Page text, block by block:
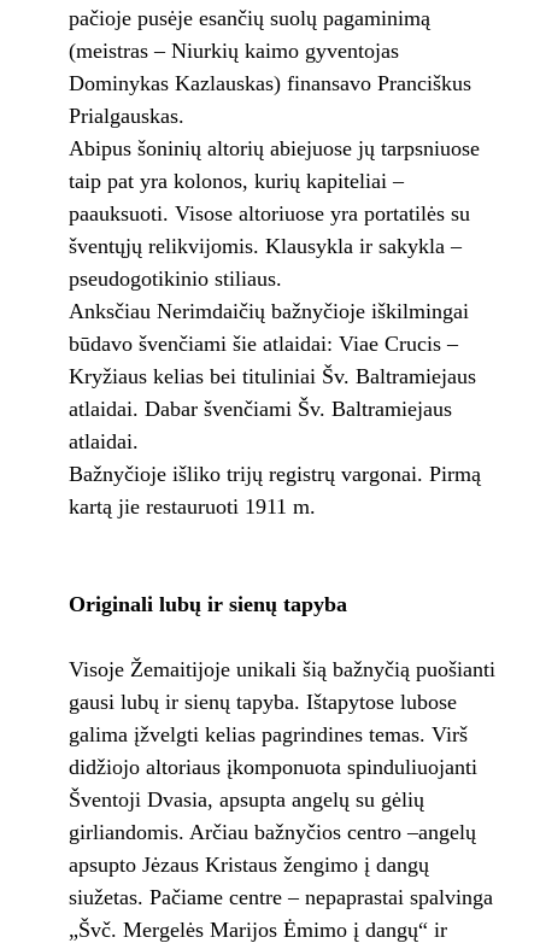
pačioje pusėje esančių suolų pagaminimą
(meistras – Niurkių kaimo gyventojas
Dominykas Kazlauskas) finansavo Pranciškus
Prialgauskas.
Abipus šoninių altorių abiejuose jų tarpsniuose
taip pat yra kolonos, kurių kapiteliai –
paauksuoti. Visose altoriuose yra portatilės su
šventųjų relikvijomis. Klausykla ir sakykla –
pseudogotikinio stiliaus.
Anksčiau Nerimdaičių bažnyčioje iškilmingai
būdavo švenčiami šie atlaidai: Viae Crucis –
Kryžiaus kelias bei tituliniai Šv. Baltramiejaus
atlaidai. Dabar švenčiami Šv. Baltramiejaus
atlaidai.
Bažnyčioje išliko trijų registrų vargonai. Pirmą
kartą jie restauruoti 1911 m.
Originali lubų ir sienų tapyba
Visoje Žemaitijoje unikali šią bažnyčią puošianti
gausi lubų ir sienų tapyba. Ištapytose lubose
galima įžvelgti kelias pagrindines temas. Virš
didžiojo altoriaus įkomponuota spinduliuojanti
Šventoji Dvasia, apsupta angelų su gėlių
girliandomis. Arčiau bažnyčios centro –angelų
apsupto Jėzaus Kristaus žengimo į dangų
siužetas. Pačiame centre – nepaprastai spalvinga
„Švč. Mergelės Marijos Ėmimo į dangų“ ir